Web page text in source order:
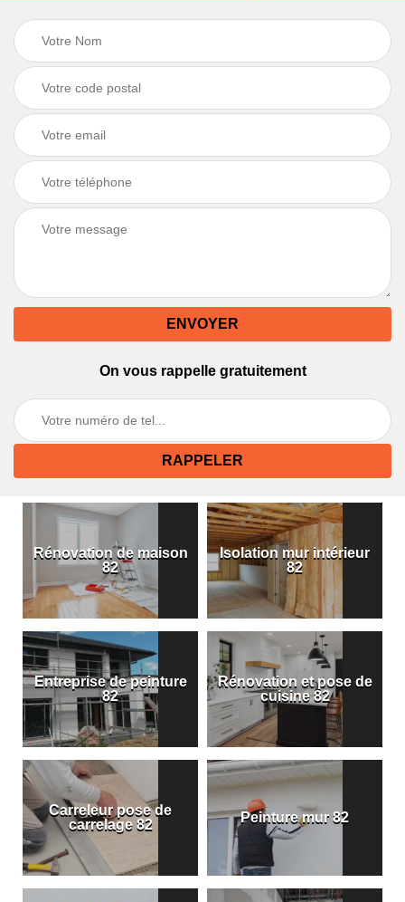
On vous rappelle gratuitement
Rénovation de maison
82
Isolation mur intérieur
82
Entreprise de peinture
82
Rénovation et pose de
cuisine 82
Carreleur pose de
carrelage 82
Peinture mur 82